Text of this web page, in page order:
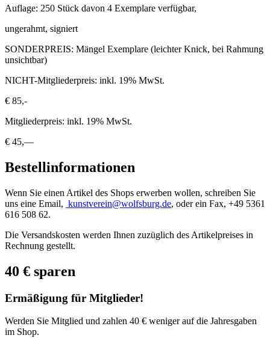
Auflage: 250 Stück davon 4 Exemplare verfügbar,
ungerahmt, signiert
SONDERPREIS: Mängel Exemplare (leichter Knick, bei Rahmung
unsichtbar)
NICHT-Mitgliederpreis: inkl. 19% MwSt.
€ 85,-
Mitgliederpreis: inkl. 19% MwSt.
€ 45,—
Bestellinformationen
Wenn Sie einen Artikel des Shops erwerben wollen, schreiben Sie
uns eine Email, kunstverein@wolfsburg.de, oder ein Fax, +49 5361
616 508 62.
Die Versandskosten werden Ihnen zuzüglich des Artikelpreises in
Rechnung gestellt.
40 € sparen
Ermäßigung für Mitglieder!
Werden Sie Mitglied und zahlen 40 € weniger auf die Jahresgaben
im Shop.